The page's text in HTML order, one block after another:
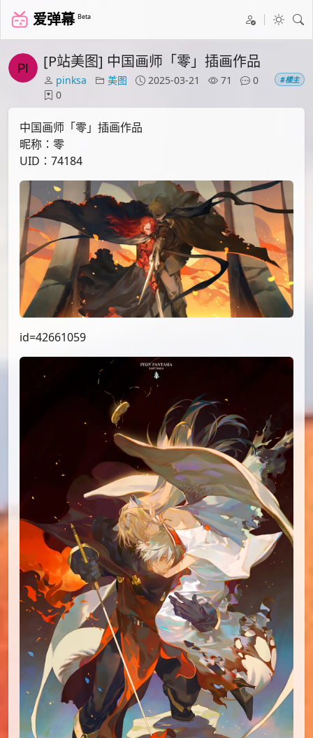
爱弹幕 Beta
[P站美图] 中国画师「零」插画作品
pinksa 美图 2025-03-21 71
0
0
#楼主
中国画师「零」插画作品
昵称：零
UID：74184
id=42661059